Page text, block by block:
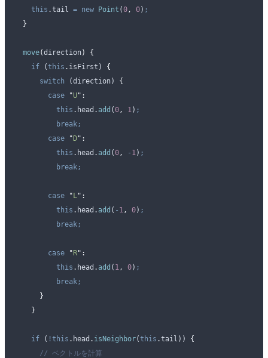
    this
.tail = new Point (0 , 0) ;
  }
  move
(direction)
{
    if
(this . isFirst ) {
      switch
(direction) {
        case
"U" :
          this
. head . add (0 , 1 ) ;
          break;
        case
"D" :
          this
. head . add (0 , - 1 ) ;
          break;
        case
"L " :
          this
. head . add ( - 1 , 0) ;
          break;
        case
"R" :
          this
. head . add ( 1 , 0) ;
          break;
      }
    }
    if
( !this . head . isNeighbor(this .tail )) {
      // ベクトルを計算